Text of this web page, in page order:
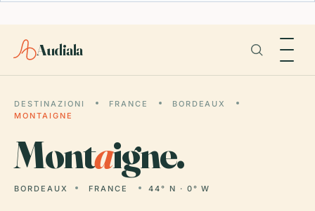
Audiala
DESTINAZIONI FRANCE
BORDEAUX
MONTAIGNE
Montaigne.
BORDEAUX FRANCE 44° N · 0° W